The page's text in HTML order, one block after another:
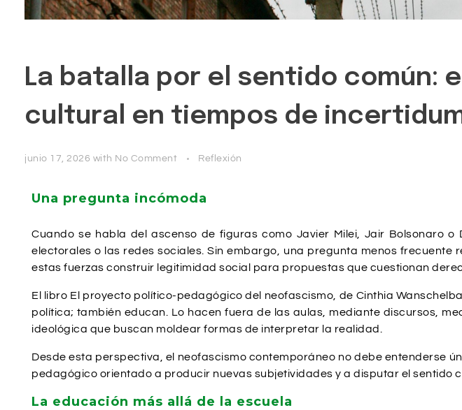
La batalla por el sentido común:
cultural en tiempos de
junio 17, 2026 with No Comment Reflexión
Una pregunta incómoda
Cuando se habla del ascenso de figuras como Javier Milei, Jair Bolsonaro
electorales o las redes sociales. Sin embargo, una pregunta menos
estas fuerzas construir legitimidad social para propuestas que cuestionan
El libro El proyecto político-pedagógico del neofascismo, de Cinthia
política; también educan. Lo hacen fuera de las aulas, mediante discursos,
ideológica que buscan moldear formas de interpretar la realidad.
Desde esta perspectiva, el neofascismo contemporáneo no debe entenderse
pedagógico orientado a producir nuevas subjetividades y a disputar el sentido
La educación más allá de la escuela